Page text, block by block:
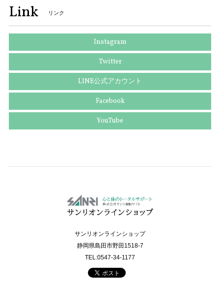
Link リンク
Instagram
Twitter
LINE公式アカウント
Facebook
YouTube
サンリオンラインショップ
静岡県島田市野田1518-7
TEL:0547-34-1177